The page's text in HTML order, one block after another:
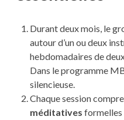
Durant deux mois, le
autour d’un ou deux
hebdomadaires de
Dans le programme
silencieuse.
Chaque session
méditatives formelles